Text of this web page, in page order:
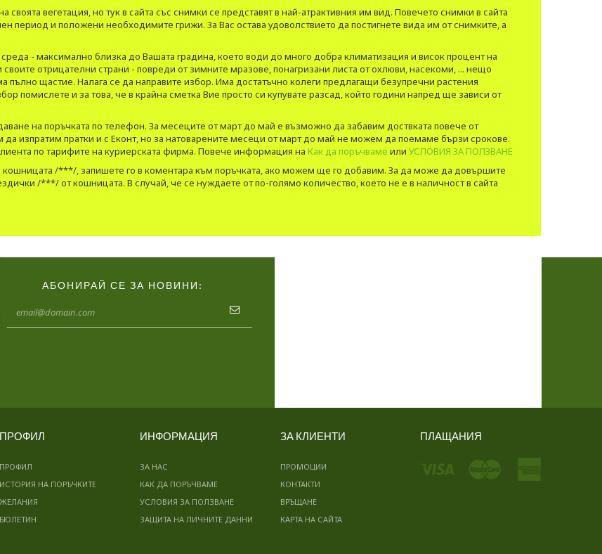
вегетация, но тук в сайта със снимки се представят в най-атрактивния им вид.​ Повечето снимки в сайта
период и положени необходимите грижи. За Вас остава удоволствието да постигнете вида им от снимките, а
- максимално близка до Вашата градина, което води до много добра климатизация и висок процент на
отрицателни страни - повреди от зимните мразове, понагризани листа от охлюви, насекоми, ... нещо
пълно щастие. Налага се да направите избор. Има достатъчно колеги предлагащи безупречни растения
помислете и за това, че в крайна сметка Вие просто си купувате разсад, който години напред ще зависи от
на поръчката по телефон. За месеците от март до май е възможно да забавим доствката повече от
изпратим пратки и с Еконт, но за натоварените месеци от март до май не можем да поемаме бързи срокове.
по тарифите на куриерската фирма. Повече информация на Как да поръчваме или УСЛОВИЯ ЗА ПОЛЗВАНЕ
кошницата /***/, запишете го в коментара към поръчката, ако можем ще го добавим. За да може да довършите
/***/ от кошницата. В случай, че се нуждаете от по-голямо количество, което не е в наличност в сайта
АБОНИРАЙ СЕ ЗА НОВИНИ:
ПРОФИЛ
ПРОФИЛ
ИСТОРИЯ НА ПОРЪЧКИТЕ
ЖЕЛАНИЯ
БЮЛЕТИН
ИНФОРМАЦИЯ
ЗА НАС
КАК ДА ПОРЪЧВАМЕ
УСЛОВИЯ ЗА ПОЛЗВАНЕ
ЗАЩИТА НА ЛИЧНИТЕ ДАННИ
ЗА КЛИЕНТИ
ПРОМОЦИИ
КОНТАКТИ
ВРЪЩАНЕ
КАРТА НА САЙТА
ПЛАЩАНИЯ